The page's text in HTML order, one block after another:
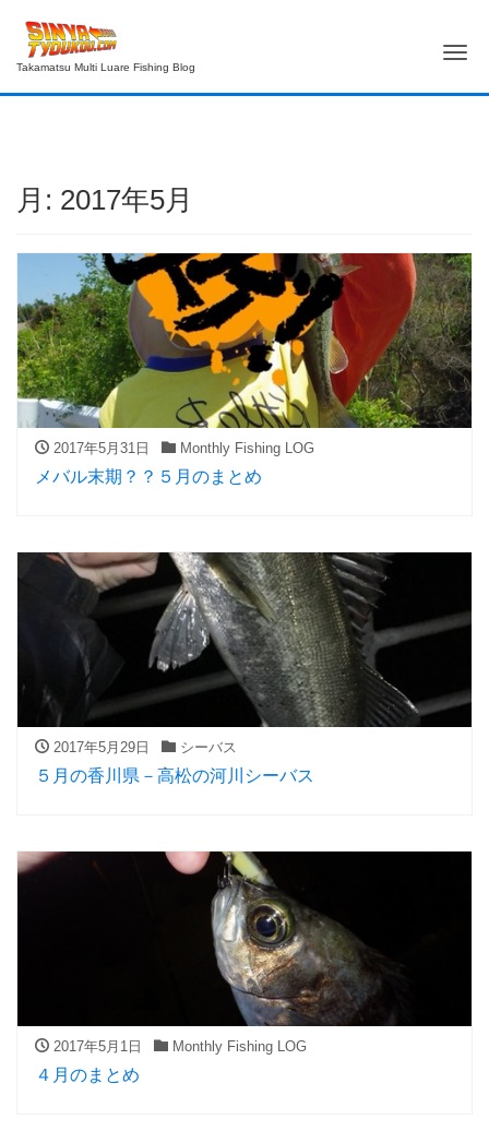
Takamatsu Multi Luare Fishing Blog
月: 2017年5月
2017年5月31日 Monthly Fishing LOG
メバル末期？？５月のまとめ
2017年5月29日 シーバス
５月の香川県－高松の河川シーバス
2017年5月1日 Monthly Fishing LOG
４月のまとめ